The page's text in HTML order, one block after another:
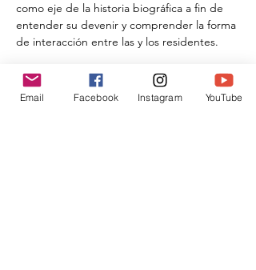
como eje de la historia biográfica a fin de
entender su devenir y comprender la forma
de interacción entre las y los residentes.
El estudio tiene anclaje teórico en las
perspectivas de curso de vida y de género.
Email Facebook Instagram YouTube